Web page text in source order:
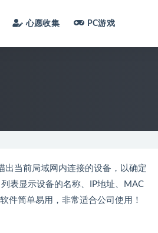
心愿收集 PC游戏
出当前局域网内连接的设备，以确定
表显示设备的名称、IP地址、MAC
件简单易用，非常适合公司使用！